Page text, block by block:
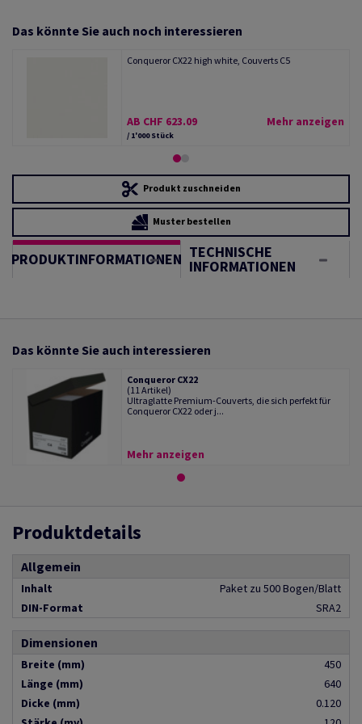
Das könnte Sie auch noch interessieren
Conqueror CX22 high white, Couverts C5
AB CHF 623.09
/ 1'000 Stück
Mehr anzeigen
Produkt zuschneiden
Muster bestellen
PRODUKTINFORMATIONEN TECHNISCHE
INFORMATIONEN
Das könnte Sie auch interessieren
Conqueror CX22
(11 Artikel)
Ultraglatte Premium-Couverts, die sich perfekt für
Conqueror CX22 oder j...
Mehr anzeigen
Produktdetails
Allgemein
Inhalt
Paket zu 500 Bogen/Blatt
DIN-Format
SRA2
Dimensionen
Breite (mm)
450
Länge (mm)
640
Dicke (mm)
0.120